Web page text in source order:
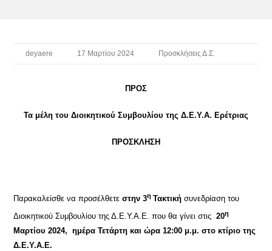
deyaere 17 Μαρτίου 2024 Προσκλήσεις Δ.Σ.
ΠΡΟΣ
Τα μέλη του Διοικητικού Συμβουλίου της Δ.Ε.Υ.Α. Ερέτριας
ΠΡΟΣΚΛΗΣΗ
Παρακαλείσθε να προσέλθετεστην 3ηΤακτική συνεδρίαση του
Διοικητικού Συμβουλίου της Δ.Ε.Υ.Α.Ε. που θα γίνει στις20η
Μαρτίου 2024, ημέρα Τετάρτη και ώρα 12:00 μ.μ. στο κτίριο της
Δ.Ε.Υ.Α.Ε.